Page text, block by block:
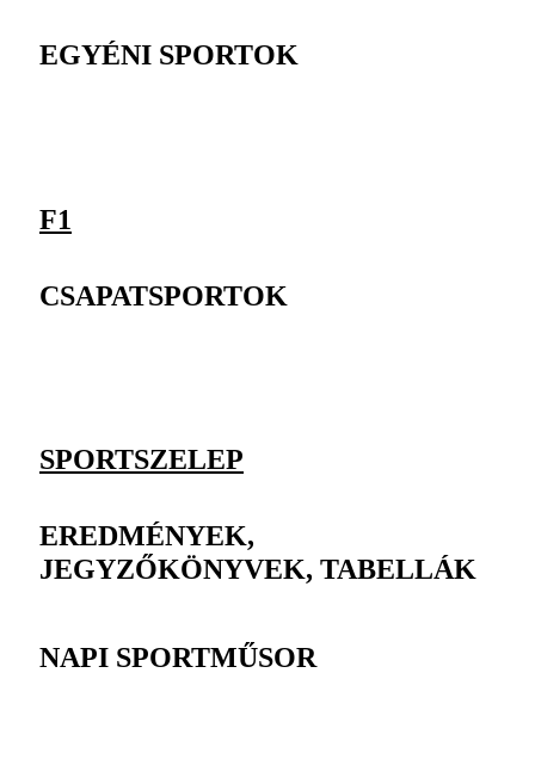
EGYÉNI SPORTOK
F1
CSAPATSPORTOK
SPORTSZELEP
EREDMÉNYEK,
JEGYZŐKÖNYVEK, TABELLÁK
NAPI SPORTMŰSOR